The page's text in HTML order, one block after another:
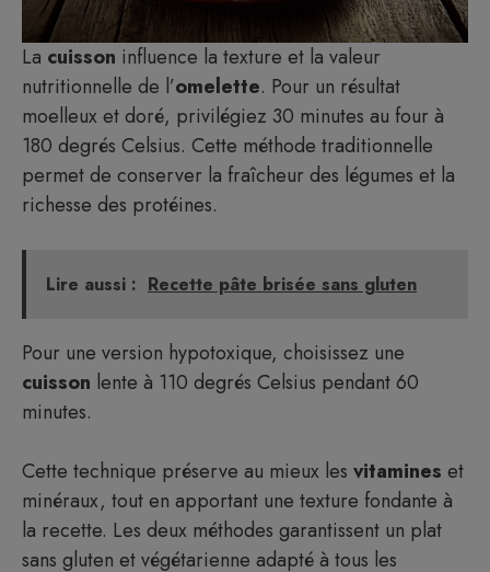
La cuisson influence la texture et la valeur
nutritionnelle de l’omelette. Pour un résultat
moelleux et doré, privilégiez 30 minutes au four à
180 degrés Celsius. Cette méthode traditionnelle
permet de conserver la fraîcheur des légumes et la
richesse des protéines.
Lire aussi : Recette pâte brisée sans gluten
Pour une version hypotoxique, choisissez une
cuisson lente à 110 degrés Celsius pendant 60
minutes.
Cette technique préserve au mieux les vitamines et
minéraux, tout en apportant une texture fondante à
la recette. Les deux méthodes garantissent un plat
sans gluten et végétarienne adapté à tous les